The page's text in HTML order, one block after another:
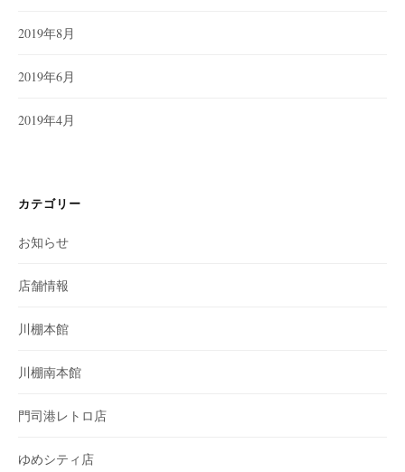
2019年8月
2019年6月
2019年4月
カテゴリー
お知らせ
店舗情報
川棚本館
川棚南本館
門司港レトロ店
ゆめシティ店